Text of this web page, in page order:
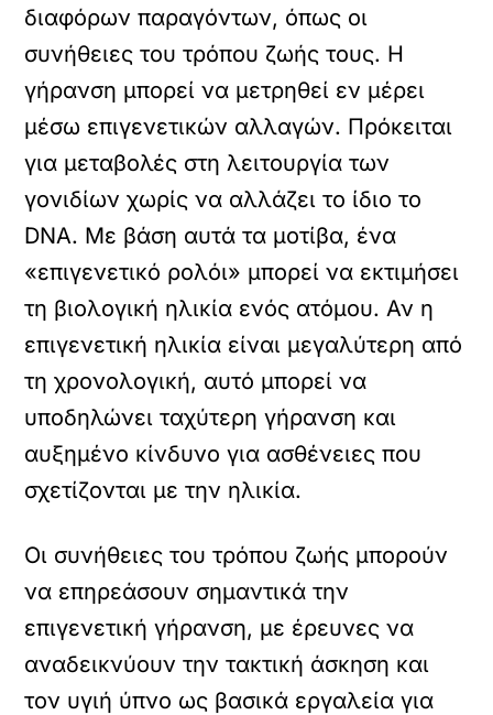
διαφόρων παραγόντων, όπως οι
συνήθειες του τρόπου ζωής τους. Η
γήρανση μπορεί να μετρηθεί εν μέρει
μέσω επιγενετικών αλλαγών. Πρόκειται
για μεταβολές στη λειτουργία των
γονιδίων χωρίς να αλλάζει το ίδιο το
DNA. Με βάση αυτά τα μοτίβα, ένα
«επιγενετικό ρολόι» μπορεί να εκτιμήσει
τη βιολογική ηλικία ενός ατόμου. Αν η
επιγενετική ηλικία είναι μεγαλύτερη από
τη χρονολογική, αυτό μπορεί να
υποδηλώνει ταχύτερη γήρανση και
αυξημένο κίνδυνο για ασθένειες που
σχετίζονται με την ηλικία.
Οι συνήθειες του τρόπου ζωής μπορούν
να επηρεάσουν σημαντικά την
επιγενετική γήρανση, με έρευνες να
αναδεικνύουν την τακτική άσκηση και
τον υγιή ύπνο ως βασικά εργαλεία για